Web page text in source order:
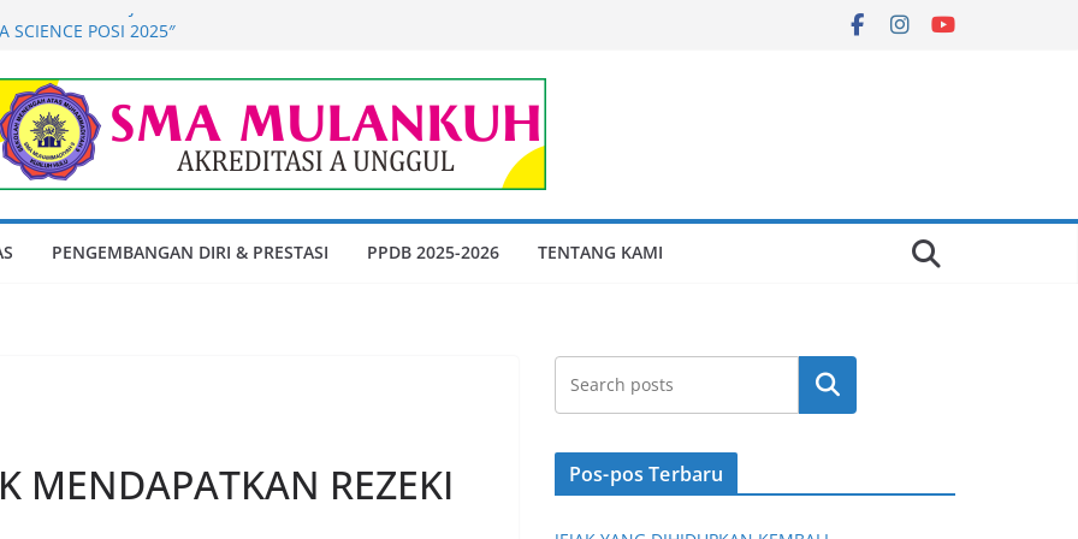
JUARA 3 UMUM DI
Tes Akademik dan Wawancara
Peserta Didik SMA Muhammadiyah 9
Ajaran 2026-2027
Akademik dan Wawancara Gelombang 1
SMA Muhammadiyah 9 Kualuh Hulu
2027
HP
PENGEMBANGAN DIRI & PRESTASI PPDB 2025-2026 TENTANG KAMI
MENDAPATKAN REZEKI
Cari
Pos-pos Terbaru